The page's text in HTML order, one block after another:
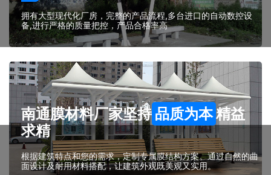
拥有大型现代化厂房，完整的产品流程,多台进口的自动数控设
备,进行严格的质量把控，产品合格率高
南通膜材料厂家坚持 品质为本精益
求精
根据建筑特点和您的需求，定制专属膜结构方案。通过自然的曲
面设计及耐用材料搭配，让建筑外观既美观又实用。